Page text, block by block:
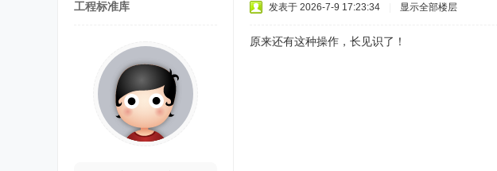
工程标准库 发表于 2026-7-9 17:23:34 显示全部楼层
原来还有这种操作，长见识了！